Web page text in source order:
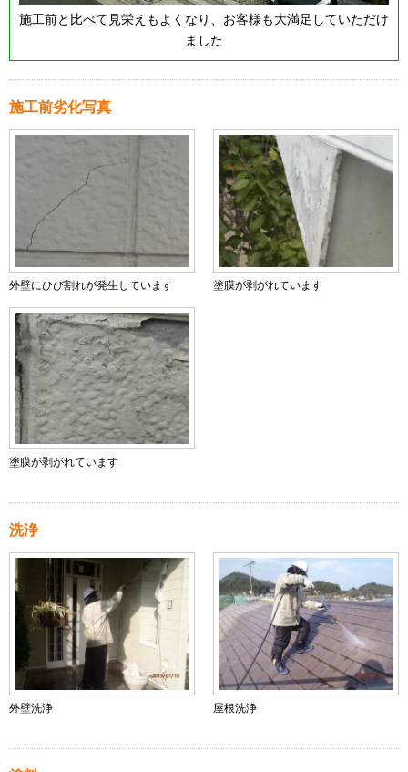
施工前と比べて見栄えもよくなり、お客様も大満足していただけ
ました
施工前劣化写真
外壁にひび割れが発生しています 塗膜が剥がれています
塗膜が剥がれています
洗浄
外壁洗浄 屋根洗浄